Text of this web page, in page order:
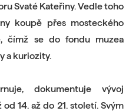
Svaté Kateřiny. Vedle toho
koupě přes mosteckého
čímž se do fondu muzea
a kuriozity.
dokumentuje vývoj
14. až do 21. století. Svým